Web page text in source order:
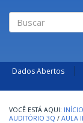
Dados Abertos
INÍCIO
AUDITÓRIO 3Q / AULA